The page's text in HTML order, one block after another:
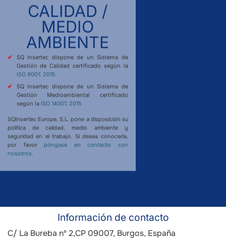
CALIDAD /
MEDIO
AMBIENTE
SQ Insertec dispone de un Sistema de
Gestión de Calidad certificado según la
ISO 9001: 2015
SQ Insertec dispone de un Sistema de
Gestión Medioambiental certificado
según la ISO 14001: 2015
SQInsertec Europe, S.L. pone a disposición su
política de calidad, medio ambiente y
seguridad en el trabajo. Si desea conocerla,
por favorpóngase en contacto con
nosotros.
Información de contacto
C/ La Bureba nº 2,CP 09007, Burgos, España